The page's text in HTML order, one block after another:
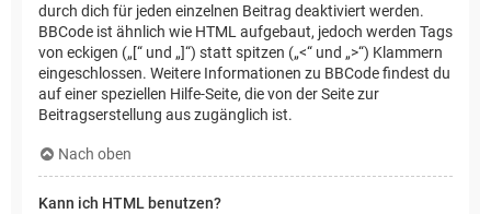
durch dich für jeden einzelnen Beitrag deaktiviert werden.
BBCode ist ähnlich wie HTML aufgebaut, jedoch werden Tags
von eckigen („[“ und „]“) statt spitzen („<“ und „>“) Klammern
eingeschlossen. Weitere Informationen zu BBCode findest du
auf einer speziellen Hilfe-Seite, die von der Seite zur
Beitragserstellung aus zugänglich ist.
Nach oben
Kann ich HTML benutzen?